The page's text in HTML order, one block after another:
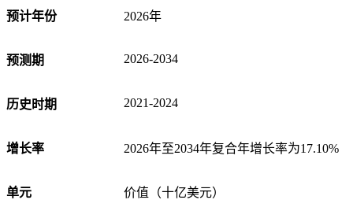
预计年份 2026年
预测期 2026-2034
历史时期 2021-2024
增长率 2026年至2034年复合年增长率为17.10%
单元 价值（十亿美元）